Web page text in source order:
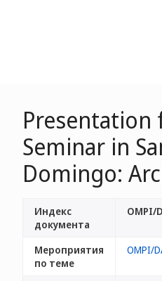
Presentation
Seminar in
Domingo:
Индекс
документа
OMPI/
Мероприятия
по теме
OMPI/